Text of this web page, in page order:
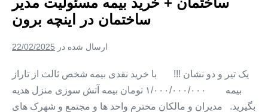
خرید
مسئولیت
ساختمان
در
ساختمان در اینچه‌ برون
ارسال شده در 22/02/2025
یک تیر و دو نشان !!! با خرید نقدی بیمه شخص ثالث از تاراز
بیمه ۱/۰۰۰/۰۰۰/۰۰۰ تومان بیمه آتش سوزی منزل هدیه
بگیرید. مدیران و مالکان محترم واحد ها و مجتمع و شهرک های